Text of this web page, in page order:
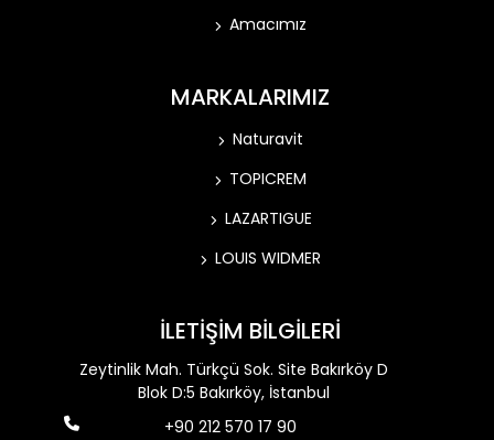
Amacımız
MARKALARIMIZ
Naturavit
TOPICREM
LAZARTIGUE
LOUIS WIDMER
İLETİŞİM BİLGİLERİ
Zeytinlik Mah. Türkçü Sok. Site Bakırköy D
Blok D:5 Bakırköy, İstanbul
+90 212 570 17 90